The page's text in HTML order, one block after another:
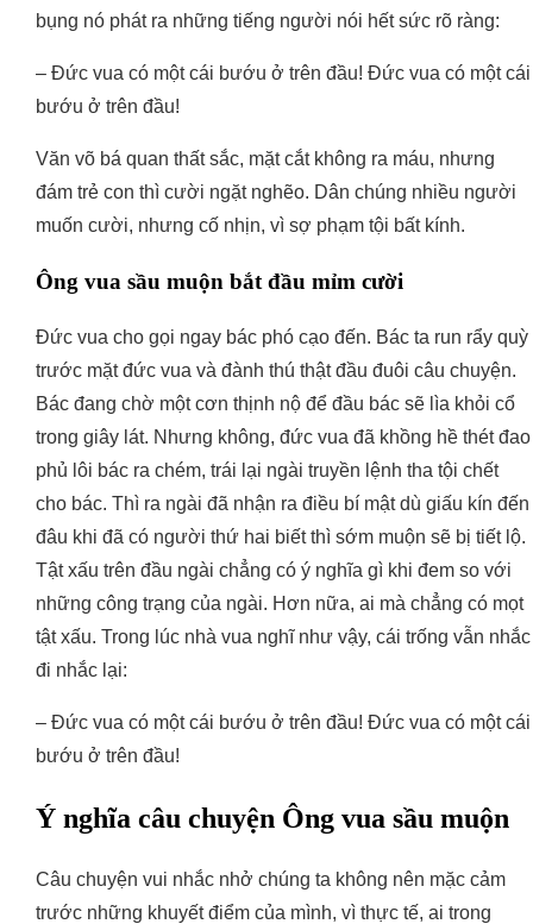
bụng nó phát ra những tiếng người nói hết sức rõ ràng:
– Đức vua có một cái bướu ở trên đầu! Đức vua có một cái
bướu ở trên đầu!
Văn võ bá quan thất sắc, mặt cắt không ra máu, nhưng
đám trẻ con thì cười ngặt nghẽo. Dân chúng nhiều người
muốn cười, nhưng cố nhịn, vì sợ phạm tội bất kính.
Ông vua sầu muộn bắt đầu mỉm cười
Đức vua cho gọi ngay bác phó cạo đến. Bác ta run rẩy quỳ
trước mặt đức vua và đành thú thật đầu đuôi câu chuyện.
Bác đang chờ một cơn thịnh nộ để đầu bác sẽ lìa khỏi cổ
trong giây lát. Nhưng không, đức vua đã khồng hề thét đao
phủ lôi bác ra chém, trái lại ngài truyền lệnh tha tội chết
cho bác. Thì ra ngài đã nhận ra điều bí mật dù giấu kín đến
đâu khi đã có người thứ hai biết thì sớm muộn sẽ bị tiết lộ.
Tật xấu trên đầu ngài chẳng có ý nghĩa gì khi đem so với
những công trạng của ngài. Hơn nữa, ai mà chẳng có mọt
tật xấu. Trong lúc nhà vua nghĩ như vậy, cái trống vẫn nhắc
đi nhắc lại:
– Đức vua có một cái bướu ở trên đầu! Đức vua có một cái
bướu ở trên đầu!
Ý nghĩa câu chuyện Ông vua sầu muộn
Câu chuyện vui nhắc nhở chúng ta không nên mặc cảm
trước những khuyết điểm của mình, vì thực tế, ai trong